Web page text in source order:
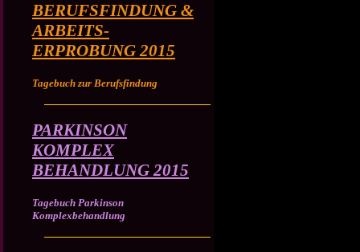
BERUFSFINDUNG &
ARBEITS-
ERPROBUNG 2015
Tagebuch zur Berufsfindung
PARKINSON
KOMPLEX
BEHANDLUNG 2015
Tagebuch Parkinson
Komplexbehandlung